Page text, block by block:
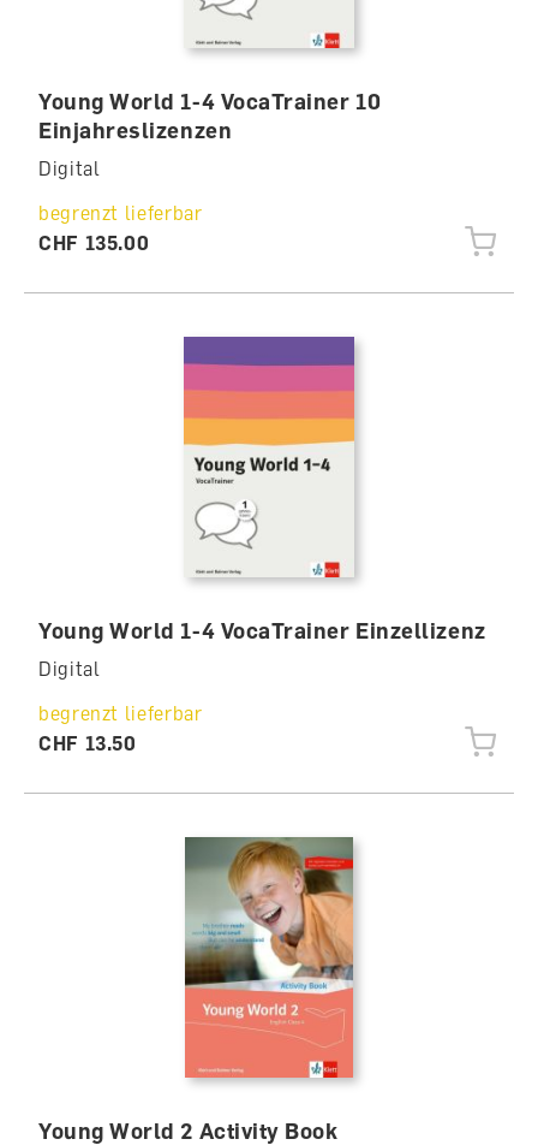
Young World 1-4 VocaTrainer 10
Einjahreslizenzen
Digital
begrenzt lieferbar
CHF 135.00
Young World 1-4 VocaTrainer Einzellizenz
Digital
begrenzt lieferbar
CHF 13.50
Young World 2 Activity Book